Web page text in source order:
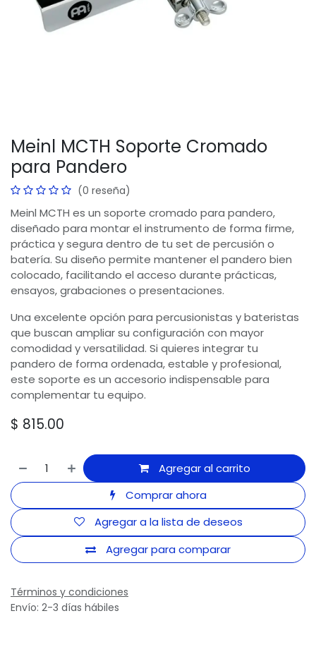
Meinl MCTH Soporte Cromado
para Pandero
(0 reseña)
Meinl MCTH es un soporte cromado para pandero,
diseñado para montar el instrumento de forma firme,
práctica y segura dentro de tu set de percusión o
batería. Su diseño permite mantener el pandero bien
colocado, facilitando el acceso durante prácticas,
ensayos, grabaciones o presentaciones.
Una excelente opción para percusionistas y bateristas
que buscan ampliar su configuración con mayor
comodidad y versatilidad. Si quieres integrar tu
pandero de forma ordenada, estable y profesional,
este soporte es un accesorio indispensable para
complementar tu equipo.
$ 815.00
Agregar al carrito
Comprar ahora
Agregar para comparar
Agregar a la lista de deseos
Términos y condiciones
Envío: 2-3 días hábiles